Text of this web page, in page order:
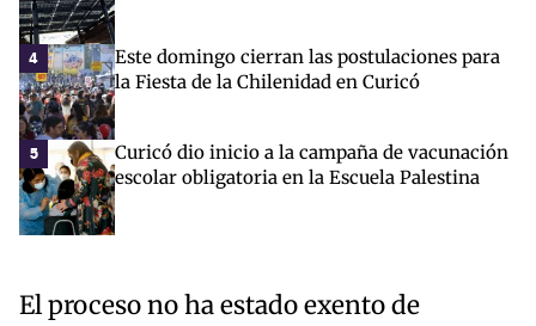
4
Este domingo cierran las postulaciones para
la Fiesta de la Chilenidad en Curicó
5
Curicó dio inicio a la campaña de vacunación
escolar obligatoria en la Escuela Palestina
El proceso no ha estado exento de